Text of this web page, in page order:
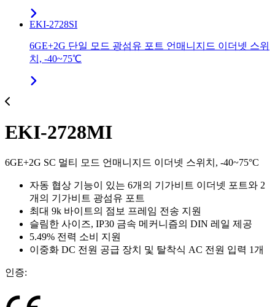
EKI-2728SI
6GE+2G 단일 모드 광섬유 포트 언매니지드 이더넷 스위
치, -40~75℃
EKI-2728MI
6GE+2G SC 멀티 모드 언매니지드 이더넷 스위치, -40~75°C
자동 협상 기능이 있는 6개의 기가비트 이더넷 포트와 2
개의 기가비트 광섬유 포트
최대 9k 바이트의 점보 프레임 전송 지원
슬림한 사이즈, IP30 금속 메커니즘의 DIN 레일 제공
5.49% 전력 소비 지원
이중화 DC 전원 공급 장치 및 탈착식 AC 전원 입력 1개
인증: